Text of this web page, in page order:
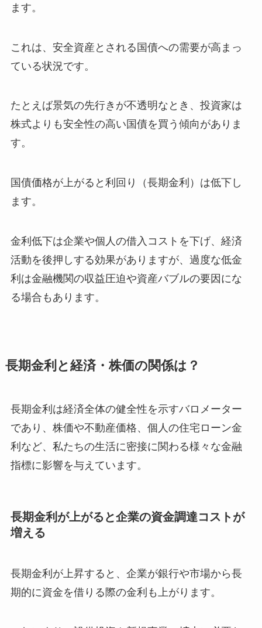
ます。
これは、安全資産とされる国債への需要が高まっ
ている状況です。
たとえば景気の先行きが不透明なとき、投資家は
株式よりも安全性の高い国債を買う傾向がありま
す。
国債価格が上がると利回り（長期金利）は低下し
ます。
金利低下は企業や個人の借入コストを下げ、経済
活動を後押しする効果がありますが、過度な低金
利は金融機関の収益圧迫や資産バブルの要因にな
る場合もあります。
長期金利と経済・株価の関係は？
長期金利は経済全体の健全性を示すバロメーター
であり、株価や不動産価格、個人の住宅ローン金
利など、私たちの生活に密接に関わる様々な金融
指標に影響を与えています。
長期金利が上がると企業の資金調達コストが
増える
長期金利が上昇すると、企業が銀行や市場から長
期的に資金を借りる際の金利も上がります。